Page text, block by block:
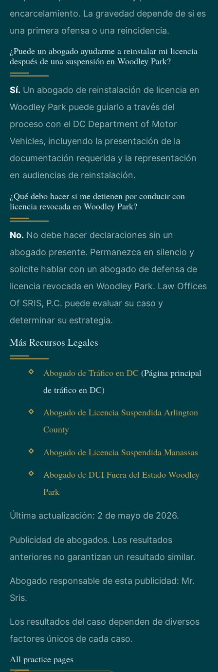
encarcelamiento. La gravedad depende de si es
una primera ofensa o una reincidencia.
¿Puede un abogado ayudarme a reinstalar mi licencia
después de una suspensión en Woodley Park?
Sí. Un abogado de reinstalación de licencia en
Woodley Park puede guiarlo a través del
proceso con el DC Department of Motor
Vehicles, incluyendo la presentación de la
documentación requerida y la representación
en audiencias de reinstalación.
¿Qué debo hacer si me detienen por conducir con
licencia revocada en Woodley Park?
No. No debe hacer declaraciones sin un
abogado presente. Permanezca en silencio y
solicite hablar con un abogado de defensa de
licencia revocada en Woodley Park. Law Offices
Of SRIS, P.C. puede evaluar su caso y
determinar su estrategia.
Más Recursos Legales
Abogado de Tráfico en DC(Página principal
de tráfico en DC)
Abogado de Licencia Suspendida Arlington
County
Abogado de Licencia Suspendida Manassas
Abogado de DUI Fuera del Estado Woodley
Park
Última actualización: 2 de mayo de 2026.
Publicidad de abogados. Los resultados
anteriores no garantizan un resultado similar.
Abogado responsable de esta publicidad: Mr.
Sris.
Los resultados del caso dependen de diversos
factores únicos de cada caso.
All practice pages